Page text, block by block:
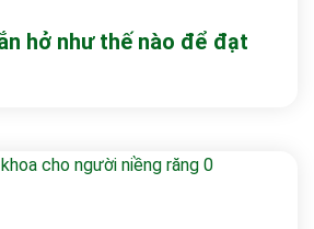
hở như thế nào để đạt